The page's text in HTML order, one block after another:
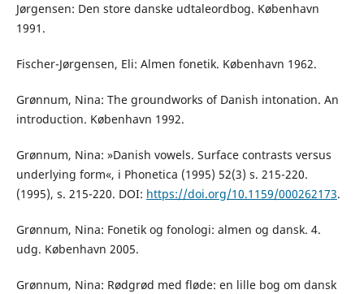
Jørgensen: Den store danske udtaleordbog. København
1991.
Fischer-Jørgensen, Eli: Almen fonetik. København 1962.
Grønnum, Nina: The groundworks of Danish intonation. An
introduction. København 1992.
Grønnum, Nina: »Danish vowels. Surface contrasts versus
underlying form«, i Phonetica (1995) 52(3) s. 215-220.
(1995), s. 215-220. DOI: https://doi.org/10.1159/000262173.
Grønnum, Nina: Fonetik og fonologi: almen og dansk. 4.
udg. København 2005.
Grønnum, Nina: Rødgrød med fløde: en lille bog om dansk